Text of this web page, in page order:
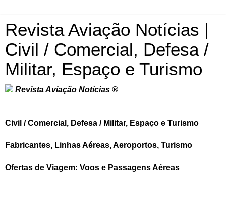
Revista Aviação Notícias |
Civil / Comercial, Defesa /
Militar, Espaço e Turismo
Revista Aviação Notícias ®
Civil / Comercial, Defesa / Militar, Espaço e Turismo
Fabricantes, Linhas Aéreas, Aeroportos, Turismo
Ofertas de Viagem: Voos e Passagens Aéreas